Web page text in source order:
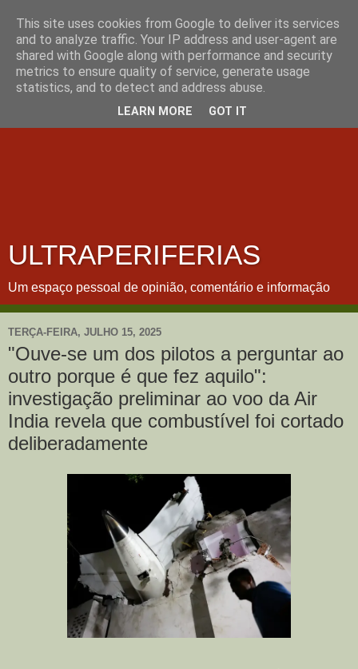
ULTRAPERIFERIAS
Um espaço pessoal de opinião, comentário e informação
TERÇA-FEIRA, JULHO 15, 2025
"Ouve-se um dos pilotos a perguntar ao
outro porque é que fez aquilo":
investigação preliminar ao voo da Air
India revela que combustível foi cortado
deliberadamente
This site uses cookies from Google to deliver its services
and to analyze traffic. Your IP address and user-agent are
shared with Google along with performance and security
metrics to ensure quality of service, generate usage
statistics, and to detect and address abuse.
LEARN MORE GOT IT